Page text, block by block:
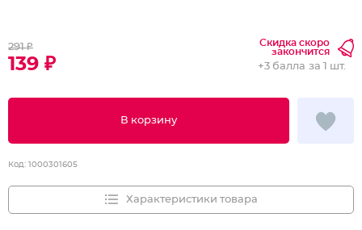
291 ₽
139 ₽
Скидка скоро
закончится
В корзину
+3 балла за 1 шт.
Код: 1000301605
Характеристики товара